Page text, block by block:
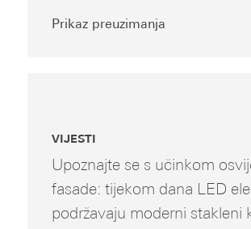
Prikaz preuzimanja
VIJESTI
Upoznajte se s učinkom
fasade: tijekom dana LED
podržavaju moderni stakleni